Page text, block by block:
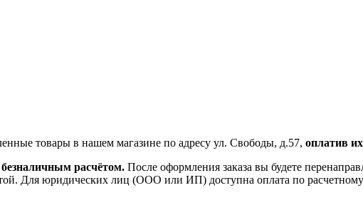
товары в нашем магазине по адресу ул. Свободы, д.57, оплатив
безналичным расчётом. После оформления заказа вы будете
Для юридических лиц (ООО или ИП) доступна оплата по расчетному